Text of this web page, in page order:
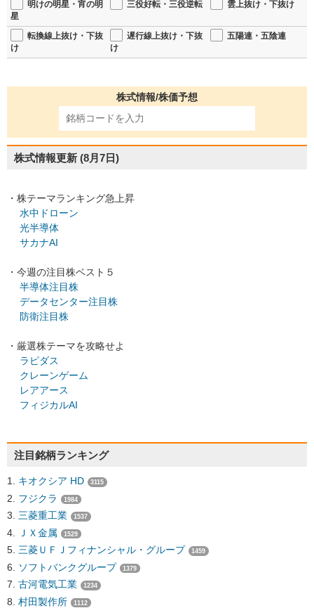
明けの明星・宵の明
星
三役好転・三役逆転 雲上抜け・下抜け
転換線上抜け・下抜
け
遅行線上抜け・下抜
け
五陽連・五陰連
株式情報/株価予想
株式情報更新 (8月7日)
・株テーマランキング急上昇
水中ドローン
光半導体
サカナAI
・今週の注目株ベスト５
半導体注目株
データセンター注目株
防衛注目株
・厳選株テーマを攻略せよ
ラピダス
クレーンゲーム
レアアース
フィジカルAI
注目銘柄ランキング
キオクシア HD 3115
フジクラ 1984
三菱重工業 1537
ＪＸ金属 1529
三菱ＵＦＪフィナンシャル・グループ 1459
ソフトバンクグループ 1379
古河電気工業 1234
村田製作所 1112